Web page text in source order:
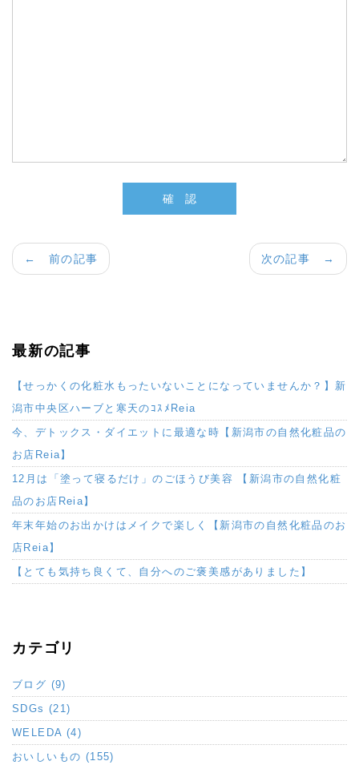
次の記事 →
← 前の記事
最新の記事
【せっかくの化粧水もったいないことになっていませんか？】新
潟市中央区ハーブと寒天のｺｽﾒReia
今、デトックス・ダイエットに最適な時【新潟市の自然化粧品の
お店Reia】
12月は「塗って寝るだけ」のごほうび美容 【新潟市の自然化粧
品のお店Reia】
年末年始のお出かけはメイクで楽しく【新潟市の自然化粧品のお
店Reia】
【とても気持ち良くて、自分へのご褒美感がありました】
カテゴリ
ブログ (9)
SDGs (21)
WELEDA (4)
おいしいもの (155)